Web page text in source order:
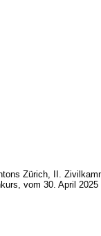
Zürich, II.
vom 30. April 2025